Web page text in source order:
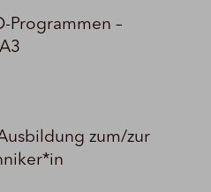
Programmen –
zum/zur